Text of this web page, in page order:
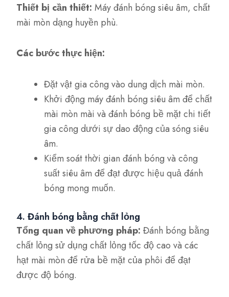
Thiết bị cần thiết:Máy đánh bóng siêu âm, chất
mài mòn dạng huyền phù.
Các bước thực hiện:
Đặt vật gia công vào dung dịch mài mòn.
Khởi động máy đánh bóng siêu âm để chất
mài mòn mài và đánh bóng bề mặt chi tiết
gia công dưới sự dao động của sóng siêu
âm.
Kiểm soát thời gian đánh bóng và công
suất siêu âm để đạt được hiệu quả đánh
bóng mong muốn.
4. Đánh bóng bằng chất lỏng
Tổng quan về phương pháp: Đánh bóng bằng
chất lỏng sử dụng chất lỏng tốc độ cao và các
hạt mài mòn để rửa bề mặt của phôi để đạt
được độ bóng.